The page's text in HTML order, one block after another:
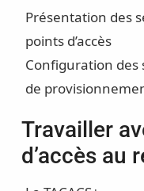
Présentation des
points d’accès
Configuration des
de
Travailler
d’accès au